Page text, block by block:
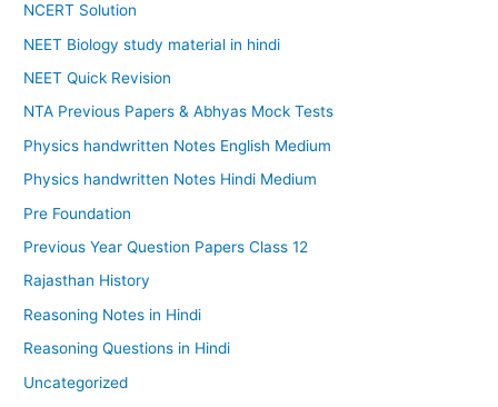
NCERT Solution
NEET Biology study material in hindi
NEET Quick Revision
NTA Previous Papers & Abhyas Mock Tests
Physics handwritten Notes English Medium
Physics handwritten Notes Hindi Medium
Pre Foundation
Previous Year Question Papers Class 12
Rajasthan History
Reasoning Notes in Hindi
Reasoning Questions in Hindi
Uncategorized